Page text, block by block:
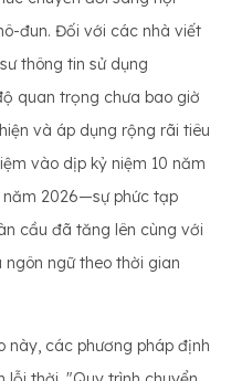
đun. Đối với các nhà viết
thông tin sử dụng
quan trọng chưa bao giờ
và áp dụng rộng rãi tiêu
vào dịp kỷ niệm 10 năm
2026—sự phức tạp
cầu đã tăng lên cùng với
ngữ theo thời gian
này, các phương pháp định